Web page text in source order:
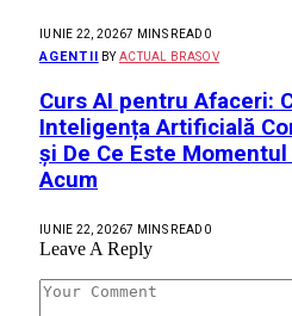
IUNIE 22, 20267 MINS READ 0
AGENTII BY ACTUAL BRASOV
Curs AI pentru Afaceri:
Inteligența Artificială
și De Ce Este
Acum
IUNIE 22, 20267 MINS READ 0
Leave A Reply